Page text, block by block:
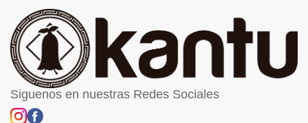
Siguenos en nuestras Redes Sociales